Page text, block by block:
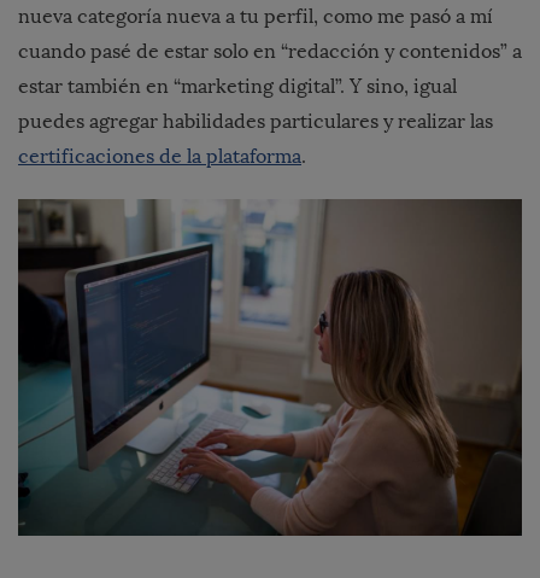
nueva categoría nueva a tu perfil, como me pasó a mí
cuando pasé de estar solo en “redacción y contenidos” a
estar también en “marketing digital”. Y sino, igual
puedes agregar habilidades particulares y realizar las
certificaciones de la plataforma.